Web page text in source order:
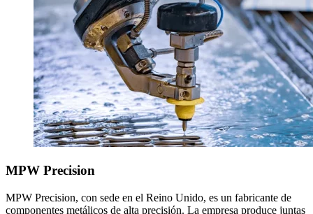
MPW Precision
MPW Precision, con sede en el Reino Unido, es un fabricante de
componentes metálicos de alta precisión. La empresa produce juntas